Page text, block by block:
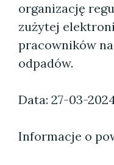
organizację
zużytej
pracowników
odpadów.
Data: 27-03-
Informacje o